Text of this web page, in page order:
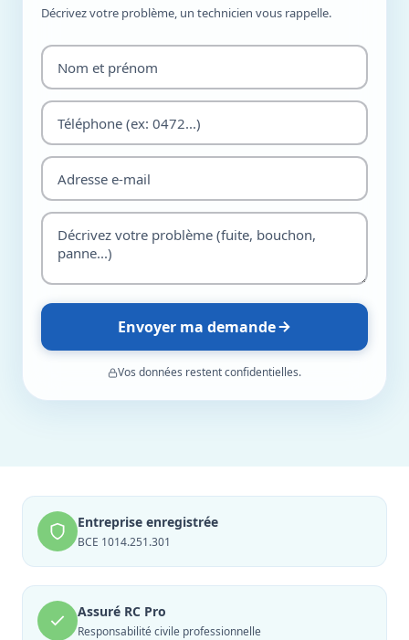
Décrivez votre problème, un technicien vous rappelle.
Envoyer ma demande
Vos données restent confidentielles.
Entreprise enregistrée
BCE 1014.251.301
Assuré RC Pro
Responsabilité civile professionnelle